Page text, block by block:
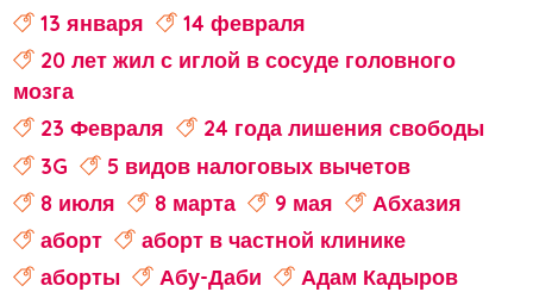
13 января
14 февраля
20 лет жил с иглой в сосуде головного
мозга
23 Февраля
24 года лишения свободы
3G
5 видов налоговых вычетов
8 июля
8 марта 9 мая
Абхазия
аборт
аборт в частной клинике
аборты
Абу-Даби
Адам Кадыров